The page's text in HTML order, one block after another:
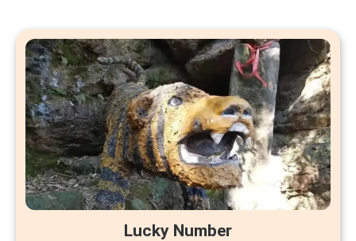
Lucky Number